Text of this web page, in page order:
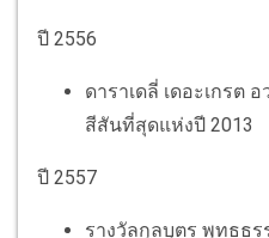
ปี 2556
ดาราเดลี่ เดอะเกรต
สีสันที่สุดแห่งปี 2013
ปี 2557
รางวัลกุลบุตร พุทธธร